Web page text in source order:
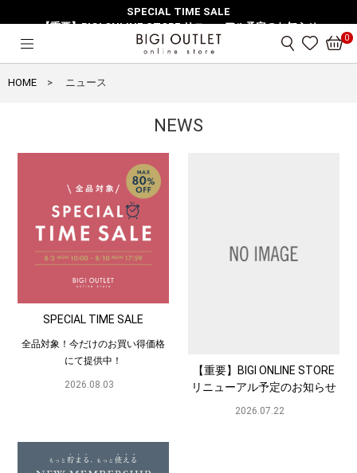
SPECIAL TIME SALE
【重要】BIGI ONLINE STORE リニューアル予定のお知らせ
0
HOME ニュース
NEWS
SPECIAL TIME SALE
全品対象！今だけのお買い得価格
にて提供中！
2026.08.03
【重要】BIGI ONLINE STORE
リニューアル予定のお知らせ
2026.07.22